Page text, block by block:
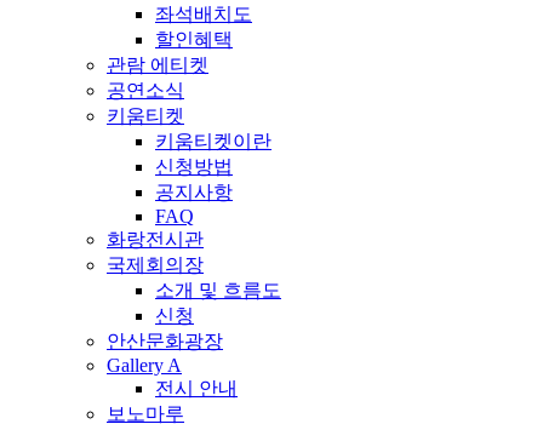
좌석배치도
할인혜택
관람 에티켓
공연소식
키움티켓
키움티켓이란
신청방법
공지사항
FAQ
화랑전시관
국제회의장
소개 및 흐름도
신청
안산문화광장
Gallery A
전시 안내
보노마루